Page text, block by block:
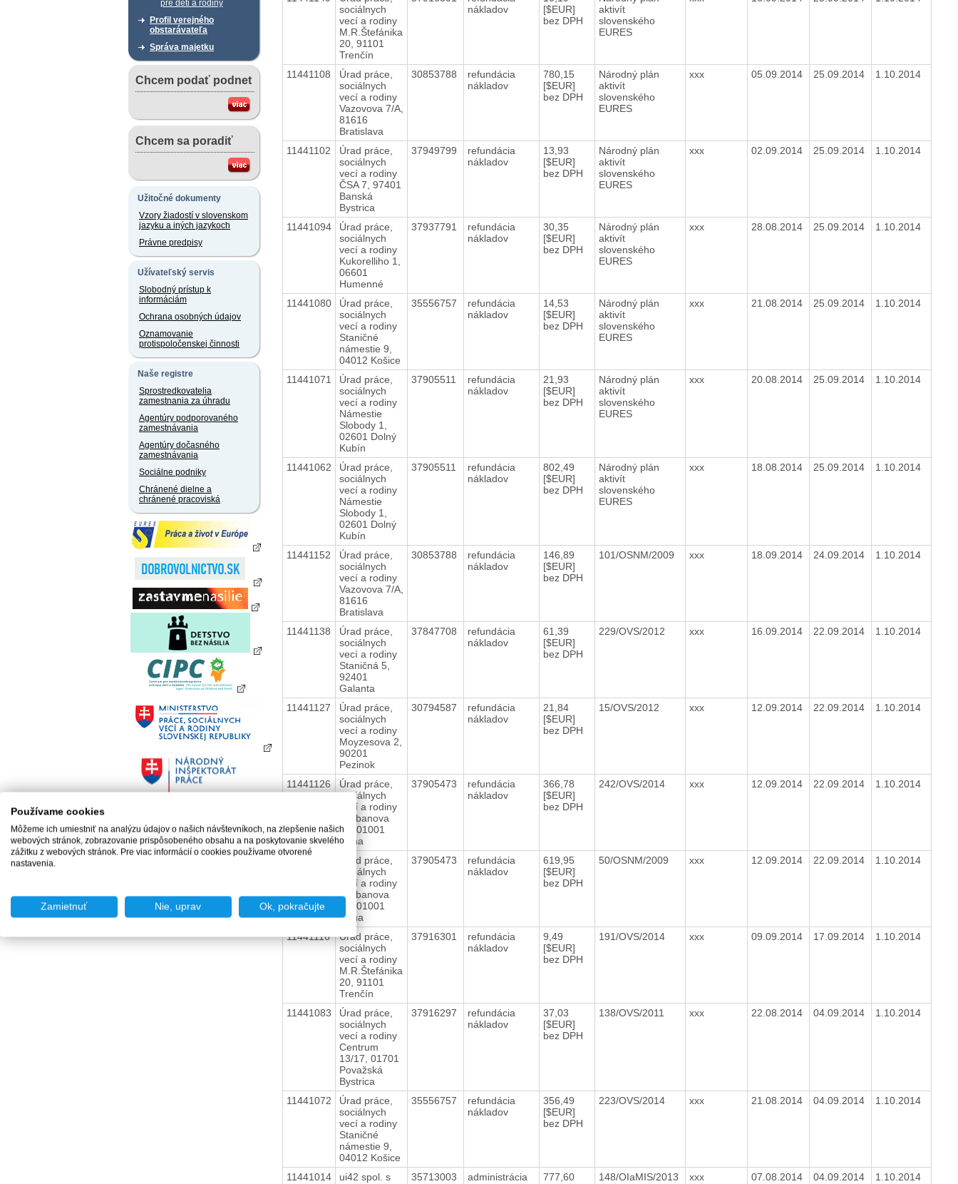
pre deti a rodiny
Profil verejného
obstarávateľa
Správa majetku
Chcem podať podnet
Chcem sa poradiť
Užitočné dokumenty
Vzory žiadostí v slovenskom
jazyku a iných jazykoch
Právne predpisy
Užívateľský servis
Slobodný prístup k
informáciám
Ochrana osobných údajov
Oznamovanie
protispoločenskej činnosti
Naše registre
Sprostredkovatelia
zamestnania za úhradu
Agentúry podporovaného
zamestnávania
Agentúry dočasného
zamestnávania
Sociálne podniky
Chránené dielne a
chránené pracoviská
sociálnych
vecí a rodiny
M.R.Štefánika
20, 91101
Trenčín
nákladov
[$EUR]
bez DPH
aktivít
slovenského
EURES
11441108
Úrad práce,
sociálnych
vecí a rodiny
Vazovova 7/A,
81616
Bratislava
30853788
refundácia
nákladov
780,15
[$EUR]
bez DPH
Národný plán
aktivít
slovenského
EURES
xxx 05.09.2014 25.09.2014 1.10.2014
11441102
Úrad práce,
sociálnych
vecí a rodiny
ČSA 7, 97401
Banská
Bystrica
37949799
refundácia
nákladov
13,93
[$EUR]
bez DPH
Národný plán
aktivít
slovenského
EURES
xxx 02.09.2014 25.09.2014 1.10.2014
11441094
Úrad práce,
sociálnych
vecí a rodiny
Kukorelliho 1,
06601
Humenné
37937791
refundácia
nákladov
30,35
[$EUR]
bez DPH
Národný plán
aktivít
slovenského
EURES
xxx 28.08.2014 25.09.2014 1.10.2014
11441080
Úrad práce,
sociálnych
vecí a rodiny
Staničné
námestie 9,
04012 Košice
35556757
refundácia
nákladov
14,53
[$EUR]
bez DPH
Národný plán
aktivít
slovenského
EURES
xxx 21.08.2014 25.09.2014 1.10.2014
11441071
Úrad práce,
sociálnych
vecí a rodiny
Námestie
Slobody 1,
02601 Dolný
Kubín
37905511
refundácia
nákladov
21,93
[$EUR]
bez DPH
Národný plán
aktivít
slovenského
EURES
xxx 20.08.2014 25.09.2014 1.10.2014
11441062
Úrad práce,
sociálnych
vecí a rodiny
Námestie
Slobody 1,
02601 Dolný
Kubín
37905511
refundácia
nákladov
802,49
[$EUR]
bez DPH
Národný plán
aktivít
slovenského
EURES
xxx 18.08.2014 25.09.2014 1.10.2014
11441152
Úrad práce,
sociálnych
vecí a rodiny
Vazovova 7/A,
81616
Bratislava
30853788
refundácia
nákladov
146,89
[$EUR]
bez DPH
101/OSNM/2009 xxx 18.09.2014 24.09.2014 1.10.2014
11441138
Úrad práce,
sociálnych
vecí a rodiny
Staničná 5,
92401
Galanta
37847708
refundácia
nákladov
61,39
[$EUR]
bez DPH
229/OVS/2012 xxx 16.09.2014 22.09.2014 1.10.2014
11441127
Úrad práce,
sociálnych
vecí a rodiny
Moyzesova 2,
90201
Pezinok
30794587
refundácia
nákladov
21,84
[$EUR]
bez DPH
15/OVS/2012 xxx 12.09.2014 22.09.2014 1.10.2014
11441126
Úrad práce,
sociálnych
vecí a rodiny
Hurbanova
16, 01001
Žilina
37905473
refundácia
nákladov
366,78
[$EUR]
bez DPH
242/OVS/2014 xxx 12.09.2014 22.09.2014 1.10.2014
Úrad práce,
sociálnych
vecí a rodiny
Hurbanova
16, 01001
Žilina
37905473
refundácia
nákladov
619,95
[$EUR]
bez DPH
50/OSNM/2009 xxx 12.09.2014 22.09.2014 1.10.2014
11441116
Úrad práce,
sociálnych
vecí a rodiny
M.R.Štefánika
20, 91101
Trenčín
37916301
refundácia
nákladov
9,49
[$EUR]
bez DPH
191/OVS/2014 xxx 09.09.2014 17.09.2014 1.10.2014
11441083
Úrad práce,
sociálnych
vecí a rodiny
Centrum
13/17, 01701
Považská
Bystrica
37916297
refundácia
nákladov
37,03
[$EUR]
bez DPH
138/OVS/2011 xxx 22.08.2014 04.09.2014 1.10.2014
11441072
Úrad práce,
sociálnych
vecí a rodiny
Staničné
námestie 9,
04012 Košice
35556757
refundácia
nákladov
356,49
[$EUR]
bez DPH
223/OVS/2014 xxx 21.08.2014 04.09.2014 1.10.2014
11441014
ui42 spol. s
35713003
administrácia
777,60
148/OIaMIS/2013 xxx 07.08.2014 04.09.2014 1.10.2014
Používame cookies
Môžeme ich umiestniť na analýzu údajov o našich návštevníkoch, na zlepšenie našich
webových stránok, zobrazovanie prispôsobeného obsahu a na poskytovanie skvelého
zážitku z webových stránok. Pre viac informácií o cookies používame otvorené
nastavenia.
Zamietnuť Nie, uprav Ok, pokračujte